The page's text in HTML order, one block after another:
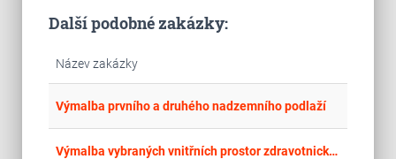
Další podobné zakázky:
Název zakázky
Výmalba prvního a druhého nadzemního podlaží
Výmalba vybraných vnitřních prostor zdravotnického zařízení v roce 2026